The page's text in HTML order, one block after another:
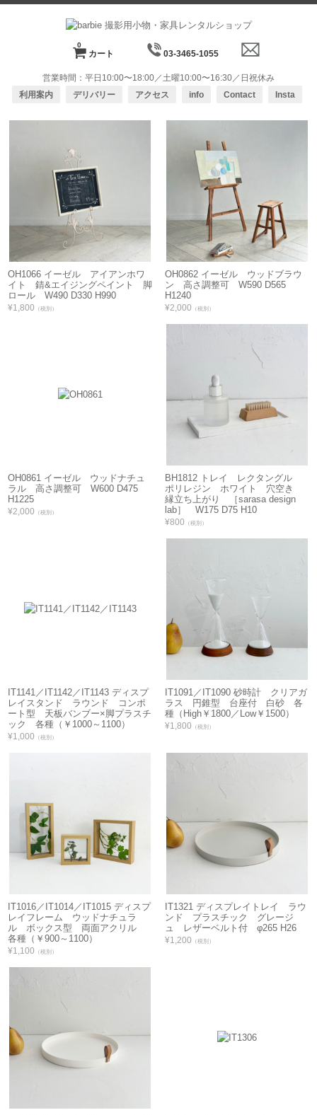
カート
0
03-3465-1055
営業時間：平日10:00〜18:00／土曜10:00〜16:30／日祝休み
利用案内
デリバリー アクセス info Contact Insta
OH1066 イーゼル アイアンホワ
イト 錆&エイジングペイント 脚
ロール W490 D330 H990
¥1,800 （税別）
OH0862 イーゼル ウッドブラウ
ン 高さ調整可 W590 D565
H1240
¥2,000 （税別）
OH0861 イーゼル ウッドナチュ
ラル 高さ調整可 W600 D475
H1225
¥2,000 （税別）
BH1812 トレイ レクタングル
ポリレジン ホワイト 穴空き
縁立ち上がり ［sarasa design
lab］ W175 D75 H10
¥800 （税別）
IT1141／IT1142／IT1143 ディスプ
レイスタンド ラウンド コンポ
ート型 天板バンブー×脚プラスチ
ック 各種（￥1000～1100）
¥1,000 （税別）
IT1091／IT1090 砂時計 クリアガ
ラス 円錐型 台座付 白砂 各
種（High￥1800／Low￥1500）
¥1,800 （税別）
IT1016／IT1014／IT1015 ディスプ
レイフレーム ウッドナチュラ
ル ボックス型 両面アクリル
各種（￥900～1100）
¥1,100 （税別）
IT1321 ディスプレイトレイ ラウ
ンド プラスチック グレージ
ュ レザーベルト付 φ265 H26
¥1,200 （税別）